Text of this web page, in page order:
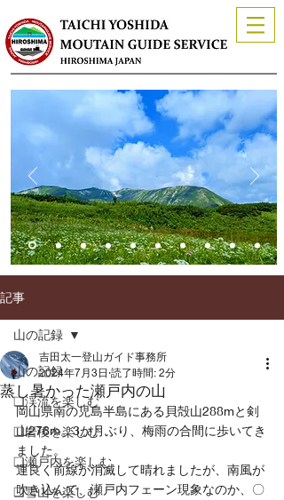
記事
山の記録
❏渓流を楽しむ
❑岩稜を楽しむ
❏瀬戸内を楽しむ
❑雪山を楽しむ
山の記録
蒸し暑かった瀬戸内の山
吉田太一登山ガイド事務所
2024年7月3日 読了時間: 2分
岡山県南の児島半島にある貝殻山288mと剣
山276m。3か月ぶり、梅雨の合間に歩いてき
ました。
運良く前線が消滅して晴れましたが、南風が
吹き込んで、瀬戸内フェーン現象なのか、〇